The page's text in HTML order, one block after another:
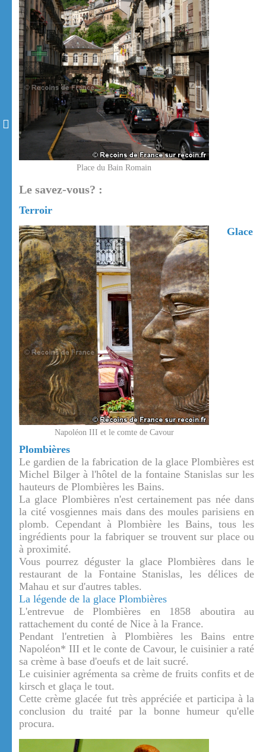
Place du Bain Romain
Le savez-vous? :
Terroir
Napoléon III et le comte de Cavour
Glace
Plombières
Le gardien de la fabrication de la glace Plombières est
Michel Bilger à l'hôtel de la fontaine Stanislas sur les
hauteurs de Plombières les Bains.
La glace Plombières n'est certainement pas née dans
la cité vosgiennes mais dans des moules parisiens en
plomb. Cependant à Plombière les Bains, tous les
ingrédients pour la fabriquer se trouvent sur place ou
à proximité.
Vous pourrez déguster la glace Plombières dans le
restaurant de la Fontaine Stanislas, les délices de
Mahau et sur d'autres tables.
La légende de la glace Plombières
L'entrevue de Plombières en 1858 aboutira au
rattachement du conté de Nice à la France.
Pendant l'entretien à Plombières les Bains entre
Napoléon* III et le conte de Cavour, le cuisinier a raté
sa crème à base d'oeufs et de lait sucré.
Le cuisinier agrémenta sa crème de fruits confits et de
kirsch et glaça le tout.
Cette crème glacée fut très appréciée et participa à la
conclusion du traité par la bonne humeur qu'elle
procura.